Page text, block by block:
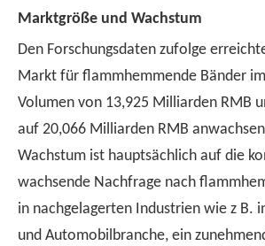
Marktgröße und Wachstum
Den Forschungsdaten zufolge
Markt für flammhemmende Bänder
Volumen von 13,925 Milliarden RMB
auf 20,066 Milliarden RMB
Wachstum ist hauptsächlich auf die
wachsende Nachfrage nach
in nachgelagerten Industrien wie z B.
und Automobilbranche, ein